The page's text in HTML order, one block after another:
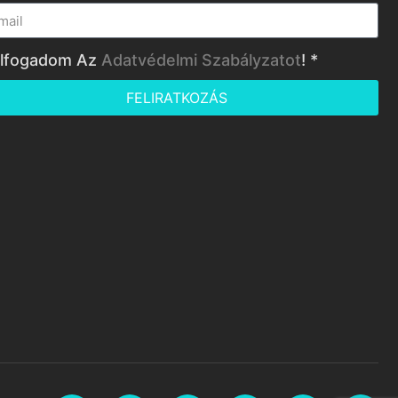
Az Adatvédelmi Szabályzatot! *
FELIRATKOZÁS